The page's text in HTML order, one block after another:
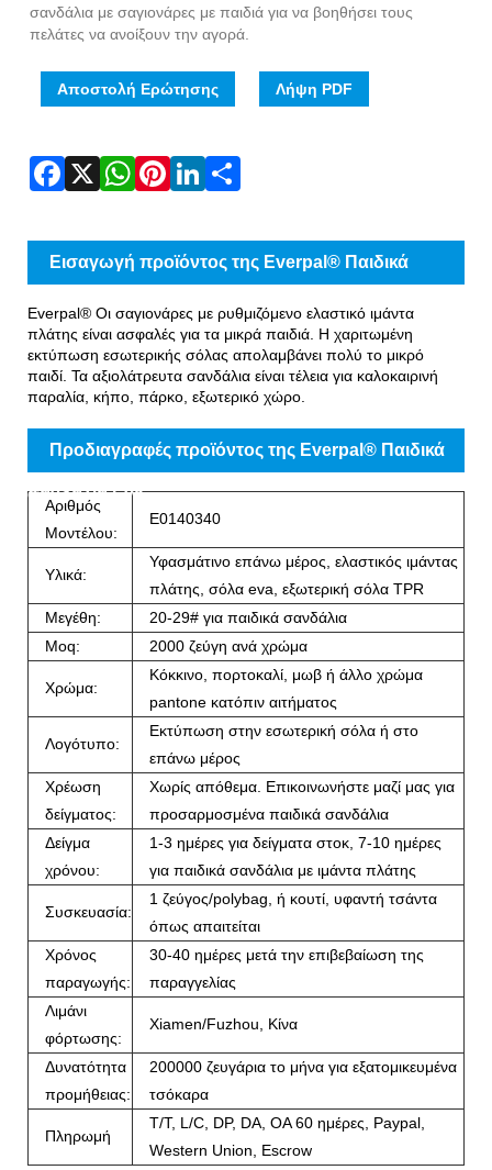
σανδάλια με σαγιονάρες με παιδιά για να βοηθήσει τους
πελάτες να ανοίξουν την αγορά.
Αποστολή Ερώτησης Λήψη PDF
Εισαγωγή προϊόντος της Everpal® Παιδικά
σανδάλια Eva
Everpal® Οι σαγιονάρες με ρυθμιζόμενο ελαστικό ιμάντα
πλάτης είναι ασφαλές για τα μικρά παιδιά. Η χαριτωμένη
εκτύπωση εσωτερικής σόλας απολαμβάνει πολύ το μικρό
παιδί. Τα αξιολάτρευτα σανδάλια είναι τέλεια για καλοκαιρινή
παραλία, κήπο, πάρκο, εξωτερικό χώρο.
Προδιαγραφές προϊόντος της Everpal® Παιδικά
σανδάλια Eva
Αριθμός
Μοντέλου:
E0140340
Υλικά:
Υφασμάτινο επάνω μέρος, ελαστικός ιμάντας
πλάτης, σόλα eva, εξωτερική σόλα TPR
Μεγέθη:
20-29# για παιδικά σανδάλια
Moq:
2000 ζεύγη ανά χρώμα
Χρώμα:
Κόκκινο, πορτοκαλί, μωβ ή άλλο χρώμα
pantone κατόπιν αιτήματος
Λογότυπο:
Εκτύπωση στην εσωτερική σόλα ή στο
επάνω μέρος
Χρέωση
δείγματος:
Χωρίς απόθεμα. Επικοινωνήστε μαζί μας για
προσαρμοσμένα παιδικά σανδάλια
Δείγμα
χρόνου:
1-3 ημέρες για δείγματα στοκ, 7-10 ημέρες
για παιδικά σανδάλια με ιμάντα πλάτης
Συσκευασία:
1 ζεύγος/polybag, ή κουτί, υφαντή τσάντα
όπως απαιτείται
Χρόνος
παραγωγής:
30-40 ημέρες μετά την επιβεβαίωση της
παραγγελίας
Λιμάνι
φόρτωσης:
Xiamen/Fuzhou, Κίνα
Δυνατότητα
προμήθειας:
200000 ζευγάρια το μήνα για εξατομικευμένα
τσόκαρα
Πληρωμή
T/T, L/C, DP, DA, OA 60 ημέρες, Paypal,
Western Union, Escrow